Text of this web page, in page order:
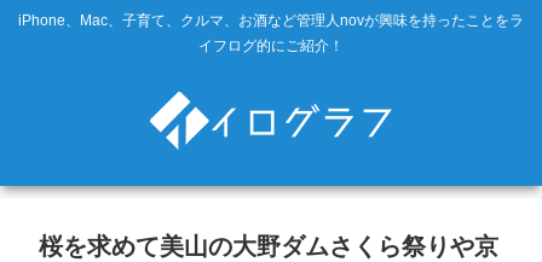
iPhone、Mac、子育て、クルマ、お酒など管理人novが興味を持ったことをラ
イフログ的にご紹介！
桜を求めて美山の大野ダムさくら祭りや京